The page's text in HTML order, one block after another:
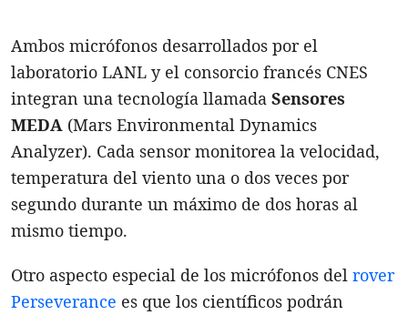
Ambos micrófonos desarrollados por el
laboratorio LANL y el consorcio francés CNES
integran una tecnología llamada Sensores
MEDA (Mars Environmental Dynamics
Analyzer). Cada sensor monitorea la velocidad,
temperatura del viento una o dos veces por
segundo durante un máximo de dos horas al
mismo tiempo.
Otro aspecto especial de los micrófonos del rover
Perseverance es que los científicos podrán